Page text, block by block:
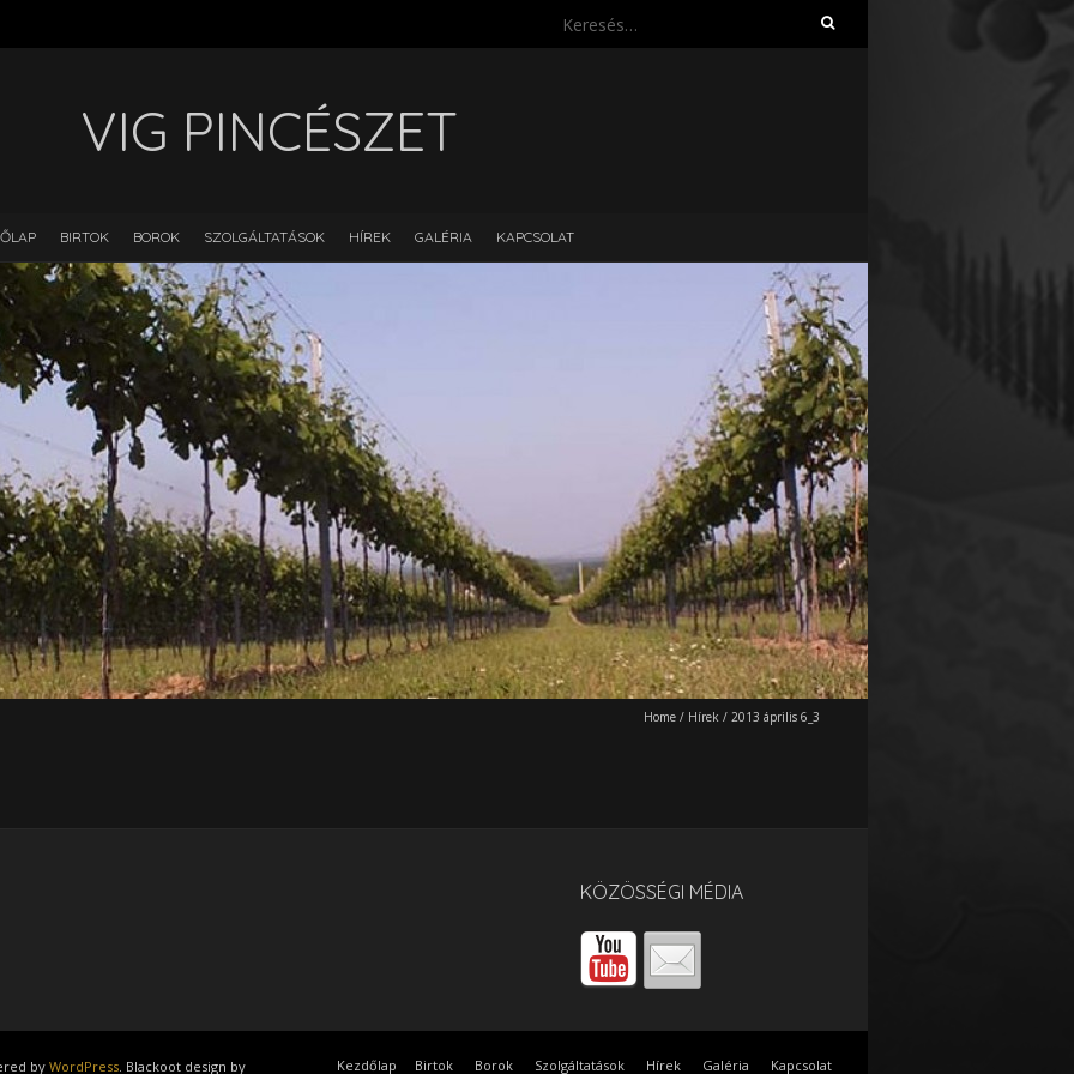
Keresés:
VIG PINCÉSZET
BIRTOK BOROK SZOLGÁLTATÁSOK HÍREK GALÉRIA KAPCSOLAT
Home / Hírek / 2013 április 6_3
KÖZÖSSÉGI MÉDIA
by WordPress. Blackoot design by Kezdőlap Birtok Borok Szolgáltatások Hírek Galéria Kapcsolat